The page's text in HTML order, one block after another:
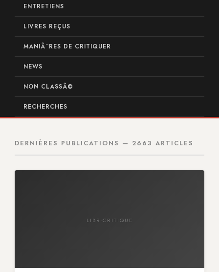
ENTRETIENS
LIVRES REÇUS
MANIÃ¨RES DE CRITIQUER
NEWS
NON CLASSÃ©
RECHERCHES
DERNIÈRES PUBLICATIONS — 2663 ARTICLES
LIBR-CRITIQUE